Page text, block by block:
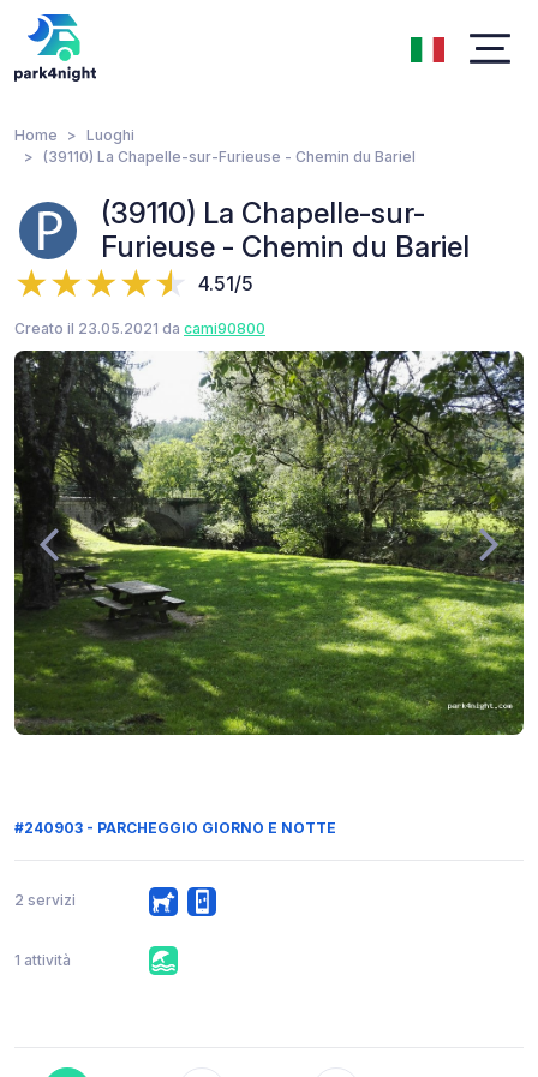
Home
Luoghi
(39110) La Chapelle-sur-Furieuse - Chemin du Bariel
(39110) La Chapelle-sur-
Furieuse - Chemin du Bariel
4.51/5
Creato il 23.05.2021 da cami90800
#240903 - PARCHEGGIO GIORNO E NOTTE
2 servizi
1 attività